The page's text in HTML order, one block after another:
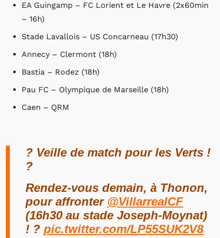
EA Guingamp – FC Lorient et Le Havre (2x60min
– 16h)
Stade Lavallois – US Concarneau (17h30)
Annecy – Clermont (18h)
Bastia – Rodez (18h)
Pau FC – Olympique de Marseille (18h)
Caen – QRM
? Veille de match pour les Verts !
?
Rendez-vous demain, à Thonon,
pour affronter @VillarrealCF
(16h30 au stade Joseph-Moynat)
! ? pic.twitter.com/LP55SUK2V8